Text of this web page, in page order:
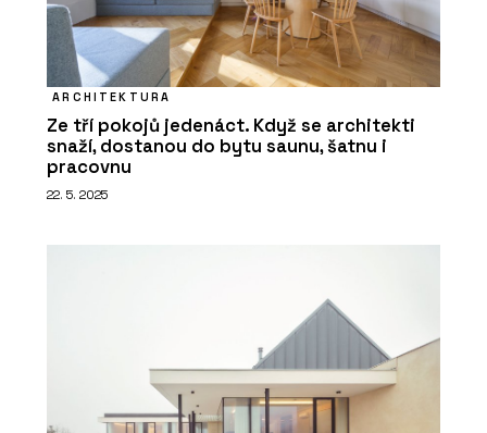
ARCHITEKTURA
Ze tří pokojů jedenáct. Když se architekti
snaží, dostanou do bytu saunu, šatnu i
pracovnu
22. 5. 2025